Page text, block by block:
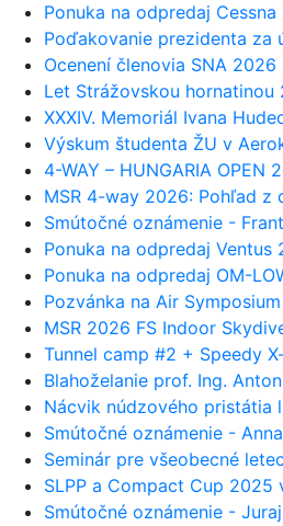
Ponuka na odpredaj Cessna
Poďakovanie prezidenta za
Ocenení členovia SNA 2026
Let Strážovskou
XXXIV. Memoriál Ivana
Výskum študenta ŽU v
4-WAY – HUNGARIA OPEN
MSR 4-way 2026: Pohľad z
Smútočné oznámenie -
Ponuka na odpredaj
Ponuka na odpredaj OM-
Pozvánka na Air
MSR 2026 FS Indoor
Tunnel camp #2 + Speedy
Blahoželanie prof. Ing.
Nácvik núdzového pristátia
Smútočné oznámenie -
Seminár pre všeobecné
SLPP a Compact Cup 2025
Smútočné oznámenie -